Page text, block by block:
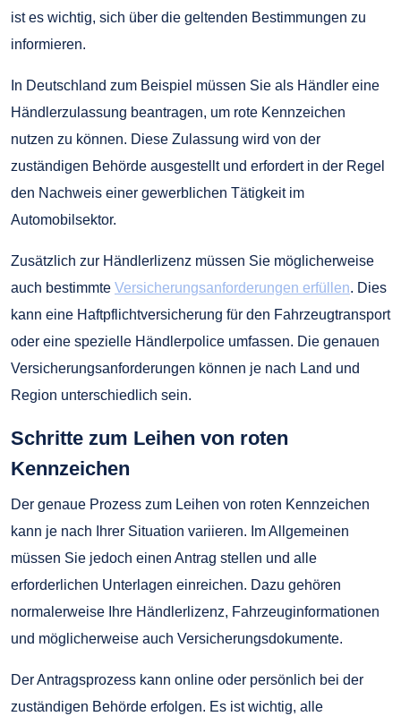
ist es wichtig, sich über die geltenden Bestimmungen zu
informieren.
In Deutschland zum Beispiel müssen Sie als Händler eine
Händlerzulassung beantragen, um rote Kennzeichen
nutzen zu können. Diese Zulassung wird von der
zuständigen Behörde ausgestellt und erfordert in der Regel
den Nachweis einer gewerblichen Tätigkeit im
Automobilsektor.
Zusätzlich zur Händlerlizenz müssen Sie möglicherweise
auch bestimmte Versicherungsanforderungen erfüllen. Dies
kann eine Haftpflichtversicherung für den Fahrzeugtransport
oder eine spezielle Händlerpolice umfassen. Die genauen
Versicherungsanforderungen können je nach Land und
Region unterschiedlich sein.
Schritte zum Leihen von roten
Kennzeichen
Der genaue Prozess zum Leihen von roten Kennzeichen
kann je nach Ihrer Situation variieren. Im Allgemeinen
müssen Sie jedoch einen Antrag stellen und alle
erforderlichen Unterlagen einreichen. Dazu gehören
normalerweise Ihre Händlerlizenz, Fahrzeuginformationen
und möglicherweise auch Versicherungsdokumente.
Der Antragsprozess kann online oder persönlich bei der
zuständigen Behörde erfolgen. Es ist wichtig, alle